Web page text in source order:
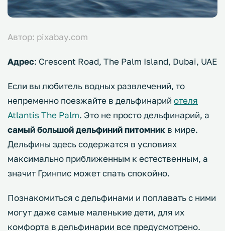
Автор: pixabay.com
Адрес: Crescent Road, The Palm Island, Dubai, UAE
Если вы любитель водных развлечений, то
непременно поезжайте в дельфинарий отеля
Atlantis The Palm. Это не просто дельфинарий, а
самый большой дельфиний питомник в мире.
Дельфины здесь содержатся в условиях
максимально приближенным к естественным, а
значит Гринпис может спать спокойно.
Познакомиться с дельфинами и поплавать с ними
могут даже самые маленькие дети, для их
комфорта в дельфинарии все предусмотрено.